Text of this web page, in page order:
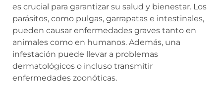
es crucial para garantizar su salud y bienestar. Los
parásitos, como pulgas, garrapatas e intestinales,
pueden causar enfermedades graves tanto en
animales como en humanos. Además, una
infestación puede llevar a problemas
dermatológicos o incluso transmitir
enfermedades zoonóticas.